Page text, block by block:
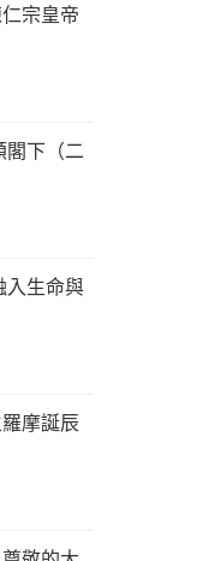
宗皇帝
閣下（二
入生命與
摩誕辰